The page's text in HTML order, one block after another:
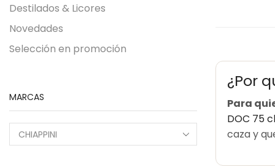
¿Por
Para
DOC 75 cl
caza y
Destilados & Licores
Novedades
Selección en promoción
MARCAS